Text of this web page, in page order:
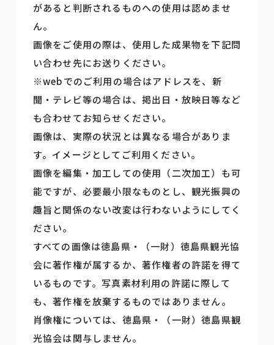
があると判断されるものへの使用は認めませ
ん。
画像をご使用の際は、使用した成果物を下記問
い合わせ先にお送りください。
※webでのご利用の場合はアドレスを、新
聞・テレビ等の場合は、掲出日・放映日等など
も合わせてお知らせください。
画像は、実際の状況とは異なる場合がありま
す。イメージとしてご利用ください。
画像を編集・加工しての使用（二次加工）も可
能ですが、必要最小限なものとし、観光振興の
趣旨と関係のない改変は行わないようにしてく
ださい。
すべての画像は徳島県・（一財）徳島県観光協
会に著作権が属するか、著作権者の許諾を得て
いるものです。写真素材利用の許諾に際して
も、著作権を放棄するものではありません。
肖像権については、徳島県・（一財）徳島県観
光協会は関与しません。